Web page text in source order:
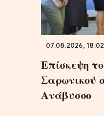
07.08.2026, 18:02
Επίσκεψη
Σαρωνικού
Ανάβυσσο